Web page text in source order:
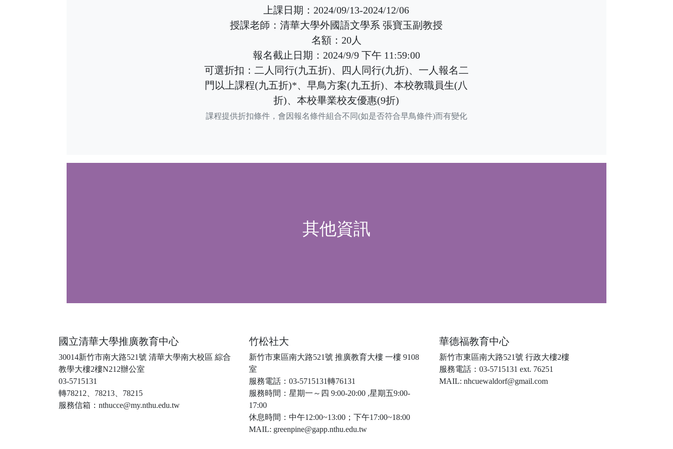
上課日期：2024/09/13-2024/12/06
授課老師：清華大學外國語文學系 張寶玉副教授
名額：20人
報名截止日期：2024/9/9 下午 11:59:00
可選折扣：二人同行(九五折)、四人同行(九折)、一人報名二
門以上課程(九五折)*、早鳥方案(九五折)、本校教職員生(八
折)、本校畢業校友優惠(9折)
課程提供折扣條件，會因報名條件組合不同(如是否符合早鳥條件)而有變化
其他資訊
國立清華大學推廣教育中心
30014新竹市南大路521號 清華大學南大校區 綜合
教學大樓2樓N212辦公室
03-5715131
轉78212、78213、78215
服務信箱：nthucce@my.nthu.edu.tw
竹松社大
新竹市東區南大路521號 推廣教育大樓 一樓 9108
室
服務電話：03-5715131轉76131
服務時間：星期一～四 9:00-20:00 ,星期五9:00-
17:00
休息時間：中午12:00~13:00；下午17:00~18:00
MAIL: greenpine@gapp.nthu.edu.tw
華德福教育中心
新竹市東區南大路521號 行政大樓2樓
服務電話：03-5715131 ext. 76251
MAIL: nhcuewaldorf@gmail.com